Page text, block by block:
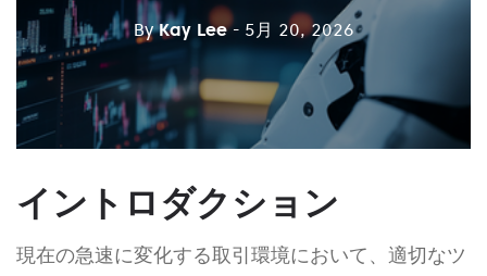
ByKay Lee - 5月 20, 2026
イントロダクション
現在の急速に変化する取引環境において、適切なツ